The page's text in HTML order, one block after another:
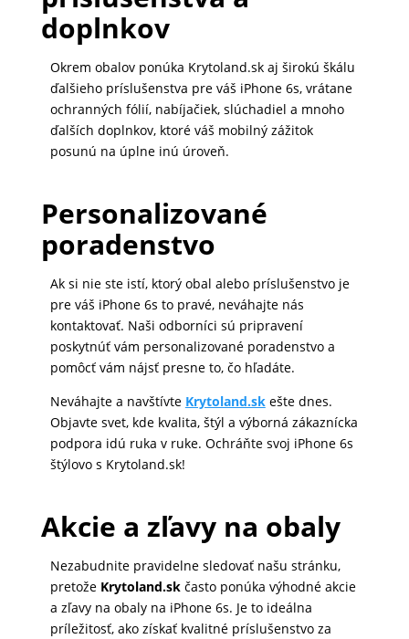
doplnkov
Okrem obalov ponúka Krytoland.sk aj širokú škálu
ďalšieho príslušenstva pre váš iPhone 6s, vrátane
ochranných fólií, nabíjačiek, slúchadiel a mnoho
ďalších doplnkov, ktoré váš mobilný zážitok
posunú na úplne inú úroveň.
Personalizované
poradenstvo
Ak si nie ste istí, ktorý obal alebo príslušenstvo je
pre váš iPhone 6s to pravé, neváhajte nás
kontaktovať. Naši odborníci sú pripravení
poskytnúť vám personalizované poradenstvo a
pomôcť vám nájsť presne to, čo hľadáte.
Neváhajte a navštívte Krytoland.skešte dnes.
Objavte svet, kde kvalita, štýl a výborná zákaznícka
podpora idú ruka v ruke. Ochráňte svoj iPhone 6s
štýlovo s Krytoland.sk!
Akcie a zľavy na obaly
Nezabudnite pravidelne sledovať našu stránku,
pretože Krytoland.skčasto ponúka výhodné akcie
a zľavy na obaly na iPhone 6s. Je to ideálna
príležitosť, ako získať kvalitné príslušenstvo za